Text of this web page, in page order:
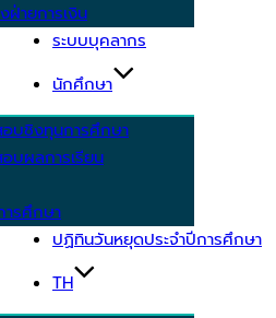
ฝ่ายการเงิน
ระบบบุคลากร
นักศึกษา
บชิงทุนการศึกษา
บผลการเรียน
รศึกษา
ปฏิทินวันหยุดประจำปีการศึกษา
TH